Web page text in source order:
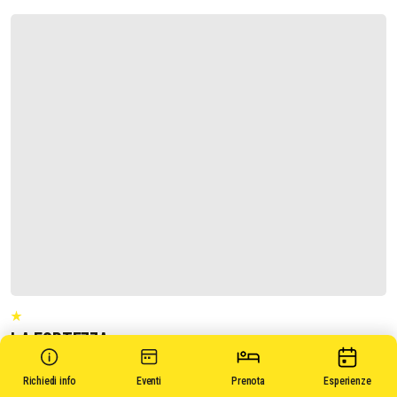
Richiedi info Eventi Prenota Esperienze
LA FORTEZZA
Richiedi informazioni